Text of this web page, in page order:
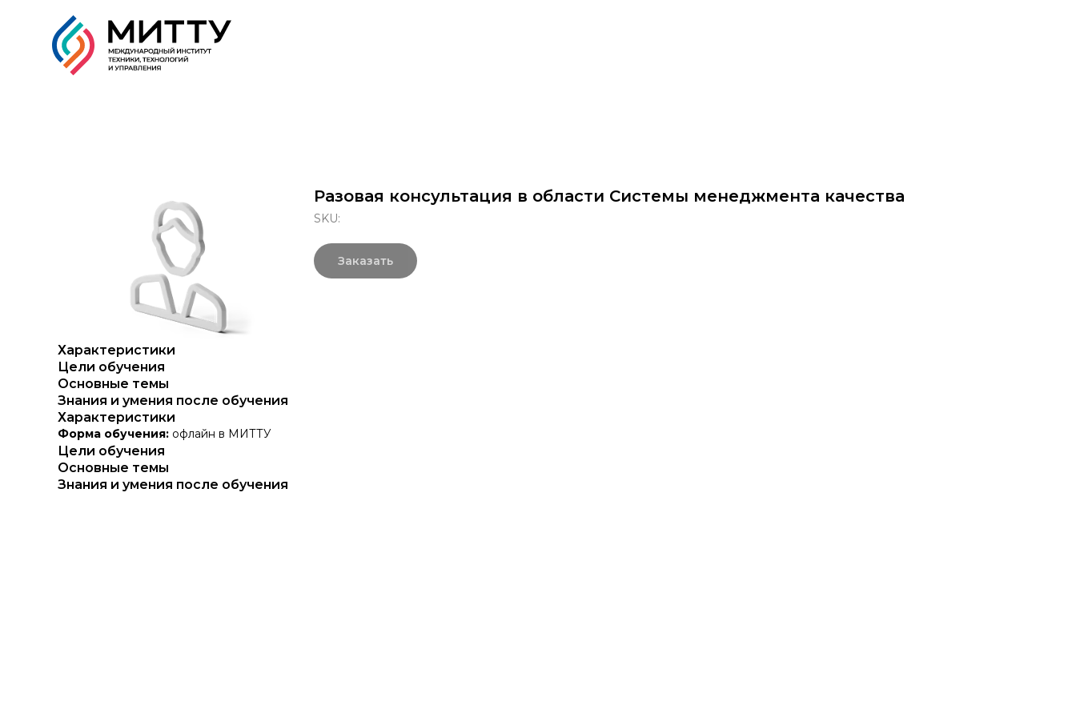
Разовая консультация в области Системы менеджмента качества
SKU:
Заказать
Характеристики
Цели обучения
Основные темы
Знания и умения после обучения
Характеристики
Форма обучения: офлайн в МИТТУ
Цели обучения
Основные темы
Знания и умения после обучения